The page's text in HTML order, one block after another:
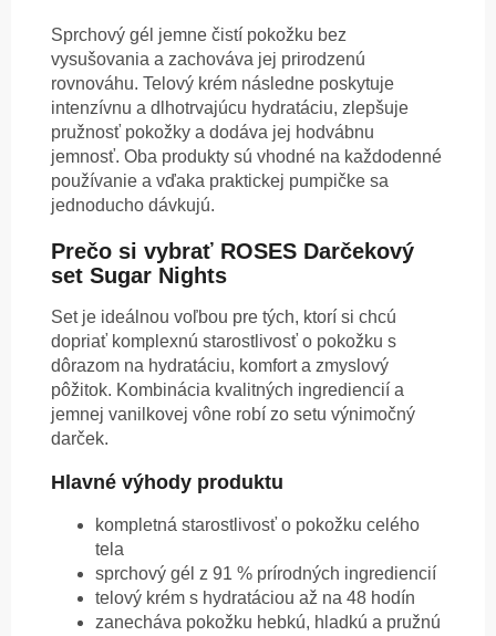
Sprchový gél jemne čistí pokožku bez
vysušovania a zachováva jej prirodzenú
rovnováhu. Telový krém následne poskytuje
intenzívnu a dlhotrvajúcu hydratáciu, zlepšuje
pružnosť pokožky a dodáva jej hodvábnu
jemnosť. Oba produkty sú vhodné na každodenné
používanie a vďaka praktickej pumpičke sa
jednoducho dávkujú.
Prečo si vybrať ROSES Darčekový
set Sugar Nights
Set je ideálnou voľbou pre tých, ktorí si chcú
dopriať komplexnú starostlivosť o pokožku s
dôrazom na hydratáciu, komfort a zmyslový
pôžitok. Kombinácia kvalitných ingrediencií a
jemnej vanilkovej vône robí zo setu výnimočný
darček.
Hlavné výhody produktu
kompletná starostlivosť o pokožku celého
tela
sprchový gél z 91 % prírodných ingrediencií
telový krém s hydratáciou až na 48 hodín
zanecháva pokožku hebkú, hladkú a pružnú